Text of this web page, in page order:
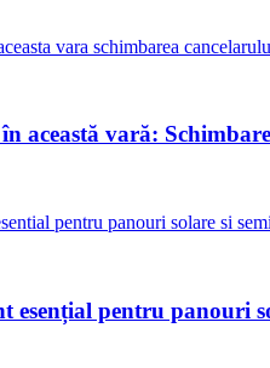
această vară:
esențial pentru panouri